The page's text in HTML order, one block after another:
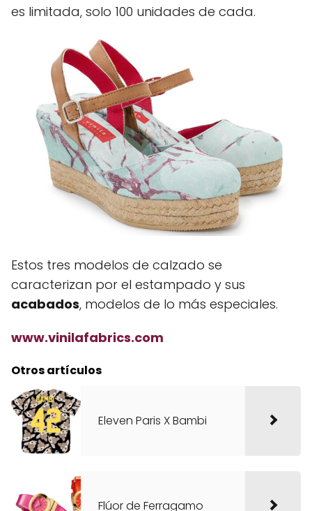
es limitada, solo 100 unidades de cada.
Estos tres modelos de calzado se
caracterizan por el estampado y sus
acabados, modelos de lo más especiales.
www.vinilafabrics.com
Otros artículos
Eleven Paris X Bambi
Flúor de Ferragamo